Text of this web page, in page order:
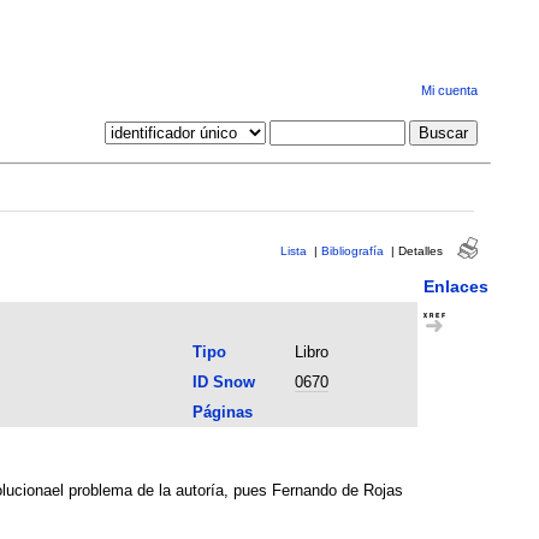
Mi cuenta
Lista | Bibliografía | Detalles
Enlaces
Tipo
Libro
ID Snow
0670
Páginas
problema de la autoría, pues Fernando de Rojas